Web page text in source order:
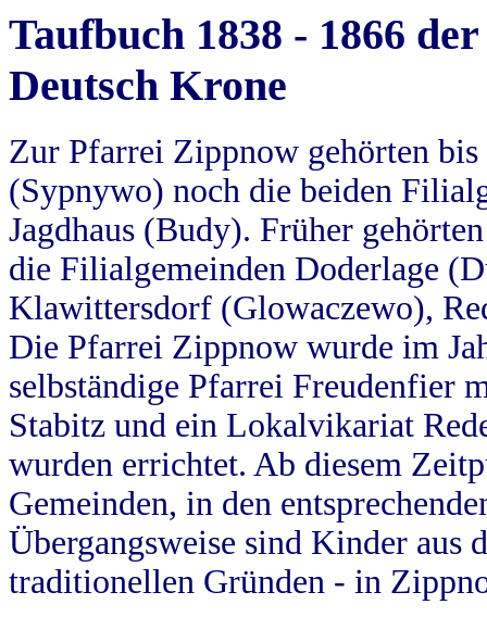
Taufbuch 1838 - 1866
Deutsch Krone
Zur Pfarrei Zippnow gehörten
(Sypnywo) noch die beiden
Jagdhaus (Budy). Früher
die Filialgemeinden Doderlage
Klawittersdorf (Glowaczewo),
Die Pfarrei Zippnow wurde im
selbständige Pfarrei Freudenfier
Stabitz und ein Lokalvikariat
wurden errichtet. Ab diesem
Gemeinden, in den
Übergangsweise sind Kinder aus
traditionellen Gründen - in